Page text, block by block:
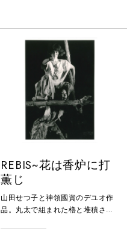
REBIS~花は香炉に打
薫じ
山田せつ子と神領國資のデユオ作
品。丸太で組まれた櫓と堆積され